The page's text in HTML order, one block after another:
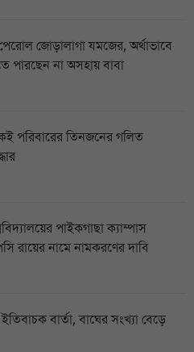
জোড়ালাগা যমজের, অর্থাভাবে
পারছেন না অসহায় বাবা
পরিবারের তিনজনের গলিত
পাইকগাছা ক্যাম্পাস
রায়ের নামে নামকরণের দাবি
বার্তা, বাঘের সংখ্যা বেড়ে